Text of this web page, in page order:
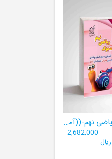
فست بوک ریاضی نهم-((آموزش سریع، آسان و کامل ریاضی پایۀ نهم))
2,682,000
ریال